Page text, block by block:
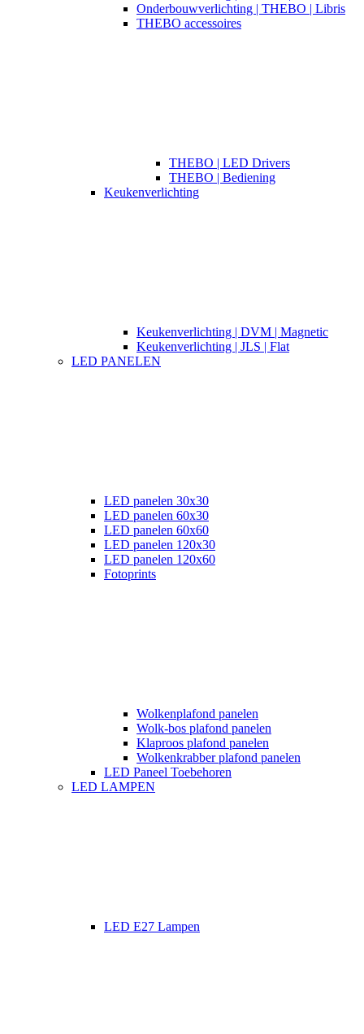
Onderbouwverlichting | THEBO | Libris
THEBO accessoires
THEBO | LED Drivers
THEBO | Bediening
Keukenverlichting
Keukenverlichting | DVM | Magnetic
Keukenverlichting | JLS | Flat
LED PANELEN
LED panelen 30x30
LED panelen 60x30
LED panelen 60x60
LED panelen 120x30
LED panelen 120x60
Fotoprints
Wolkenplafond panelen
Wolk-bos plafond panelen
Klaproos plafond panelen
Wolkenkrabber plafond panelen
LED Paneel Toebehoren
LED LAMPEN
LED E27 Lampen